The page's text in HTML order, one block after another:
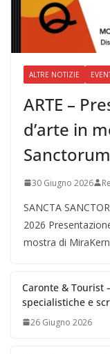
ALTRE NOTIZIE
ARTE –
d’arte in
30 Giugno 2026
SANCTA
2026
mostra di
Caronte & Tourist
specialistiche e
26 Giugno 2026